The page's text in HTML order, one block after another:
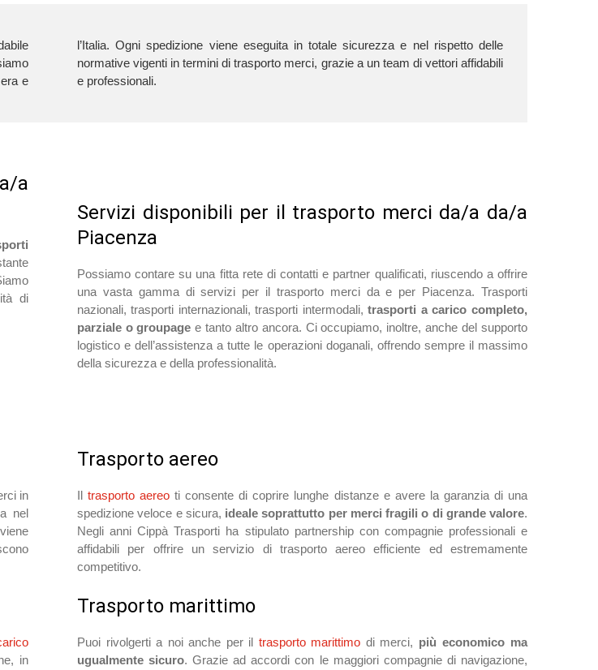
e
l’Italia. Ogni spedizione viene eseguita in totale sicurezza e nel rispetto delle
e professionali.
a
di
Servizi disponibili per il trasporto merci da/a da/a
Piacenza
Possiamo contare su una fitta rete di contatti e partner qualificati, riuscendo a offrire
una vasta gamma di servizi per il trasporto merci da e per Piacenza. Trasporti
nazionali, trasporti internazionali, trasporti intermodali, trasporti a carico completo,
parziale o groupage e tanto altro ancora. Ci occupiamo, inoltre, anche del supporto
logistico e dell’assistenza a tutte le operazioni doganali, offrendo sempre il massimo
della sicurezza e della professionalità.
in
nel
in
Trasporto aereo
Il trasporto aereo ti consente di coprire lunghe distanze e avere la garanzia di una
spedizione veloce e sicura, ideale soprattutto per merci fragili o di grande valore.
Negli anni Cippà Trasporti ha stipulato partnership con compagnie professionali e
affidabili per offrire un servizio di trasporto aereo efficiente ed estremamente
competitivo.
Trasporto marittimo
Puoi rivolgerti a noi anche per il trasporto marittimo di merci, più economico ma
ugualmente sicuro. Grazie ad accordi con le maggiori compagnie di navigazione,